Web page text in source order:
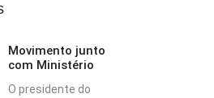
Movimento junto
com Ministério
O presidente do